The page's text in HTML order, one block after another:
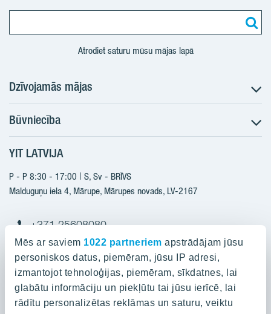
Mēs ar saviem 1022 partneriem apstrādājam jūsu
personiskos datus, piemēram, jūsu IP adresi,
izmantojot tehnoloģijas, piemēram, sīkdatnes, lai
glabātu informāciju un piekļūtu tai jūsu ierīcē, lai
rādītu personalizētas reklāmas un saturu, veiktu
Atrodiet saturu mūsu mājas lapā
Dzīvojamās mājas
Meklēt dzīvokli
Nākotnes projekti
Pārdošanas informācija
YIT Plus
Kontakti
Būvniecība
Būvniecība
Jaunie projekti
Realizētie projekti
YIT LATVIJA
P - P 8:30 - 17:00 | S, Sv - BRĪVS
Malduguņu iela 4, Mārupe, Mārupes novads, LV-2167
+371 25608080
yitmajas@yit.lv
Projekti